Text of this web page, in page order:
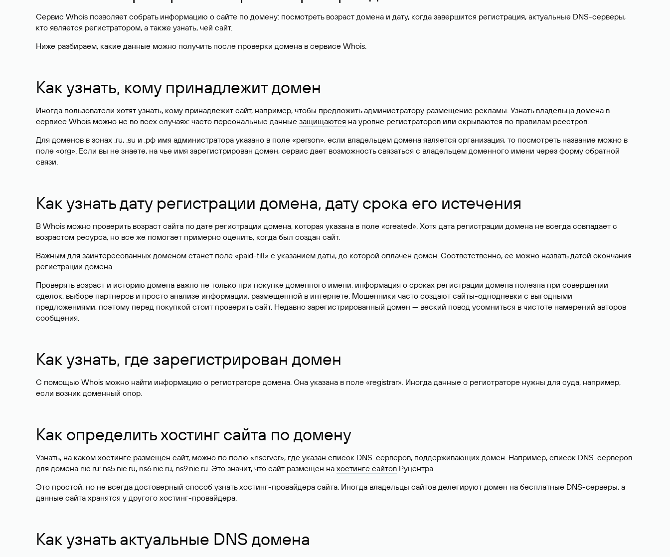
Сервис Whois позволяет собрать информацию о сайте по домену: посмотреть возраст домена и дату, когда завершится регистрация, актуальные DNS-серверы,
кто является регистратором, а также узнать, чей сайт.
Ниже разбираем, какие данные можно получить после проверки домена в сервисе Whois.
Как узнать, кому принадлежит домен
Иногда пользователи хотят узнать, кому принадлежит сайт, например, чтобы предложить администратору размещение рекламы. Узнать владельца домена в
сервисе Whois можно не во всех случаях: часто персональные данные защищаются на уровне регистраторов или скрываются по правилам реестров.
Для доменов в зонах .ru, .su и .рф имя администратора указано в поле «person», если владельцем домена является организация, то посмотреть название можно в
поле «org». Если вы не знаете, на чье имя зарегистрирован домен, сервис дает возможность связаться с владельцем доменного имени через форму обратной
связи.
Как узнать дату регистрации домена, дату срока его истечения
В Whois можно проверить возраст сайта по дате регистрации домена, которая указана в поле «created». Хотя дата регистрации домена не всегда совпадает с
возрастом ресурса, но все же помогает примерно оценить, когда был создан сайт.
Важным для заинтересованных доменом станет поле «paid-till» с указанием даты, до которой оплачен домен. Соответственно, ее можно назвать датой окончания
регистрации домена.
Проверять возраст и историю домена важно не только при покупке доменного имени, информация о сроках регистрации домена полезна при совершении
сделок, выборе партнеров и просто анализе информации, размещенной в интернете. Мошенники часто создают сайты-однодневки с выгодными
предложениями, поэтому перед покупкой стоит проверить сайт. Недавно зарегистрированный домен — веский повод усомниться в чистоте намерений авторов
сообщения.
Как узнать, где зарегистрирован домен
С помощью Whois можно найти информацию о регистраторе домена. Она указана в поле «registrar». Иногда данные о регистраторе нужны для суда, например,
если возник доменный спор.
Как определить хостинг сайта по домену
Узнать, на каком хостинге размещен сайт, можно по полю «nserver», где указан список DNS-серверов, поддерживающих домен. Например, список DNS-серверов
для домена nic.ru: ns5.nic.ru, ns6.nic.ru, ns9.nic.ru. Это значит, что сайт размещен на хостинге сайтов Руцентра.
Это простой, но не всегда достоверный способ узнать хостинг-провайдера сайта. Иногда владельцы сайтов делегируют домен на бесплатные DNS-серверы, а
данные сайта хранятся у другого хостинг-провайдера.
Как узнать актуальные DNS домена